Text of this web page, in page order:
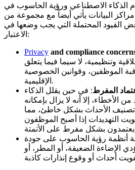
الذكاء الاصطناعي ورؤية الحاسوب في
البيانات يأتي أيضاً مع مجموعة من
القيود المحتملة التي يجب وضعها في
الاعتبار:
Privacy and compliance
وتنظيمية، لا سيما فيما يتعلق
الموظفين، وقوانين الخصوصية
الإقليمية.
المفرط: في حين يقلل الذكاء
الأخطاء، إلا أنه لا يزال بإمكانه
تصنيف الأحداث بشكل خاطئ، مما
التهديدات إذا أصبح الموظفون
أنظمة رؤية الحاسوب على جودة
الإضاءة الضعيفة، أو المطر، أو